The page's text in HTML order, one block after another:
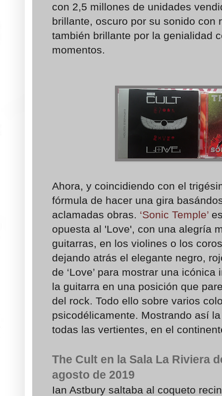
con 2,5 millones de unidades
brillante, oscuro por su sonido con
también brillante por la genialidad
momentos.
Ahora, y coincidiendo con el
fórmula de hacer una gira
aclamadas obras. ‘Sonic Temple’
opuesta al 'Love', con una alegría
guitarras, en los violines o los
dejando atrás el elegante negro,
de ‘Love’ para mostrar una
la guitarra en una posición que
del rock. Todo ello sobre varios
psicodélicamente. Mostrando así
todas las vertientes, en el
The Cult en la Sala La Riviera
agosto de 2019
Ian Astbury saltaba al coqueto